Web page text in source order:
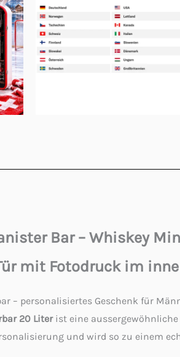
Bar – Whiskey
mit Fotodruck im
– personalisiertes Geschenk für
20 Literist eine
und wird so zu einem